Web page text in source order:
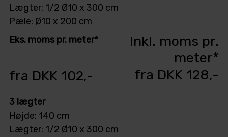
Lægter: 1/2 Ø10 x 300 cm
Pæle: Ø10 x 200 cm
Eks. moms pr. meter*
fra DKK 102,-
Inkl. moms pr.
meter*
fra DKK 128,-
3 lægter
Højde: 140 cm
Lægter: 1/2 Ø10 x 300 cm